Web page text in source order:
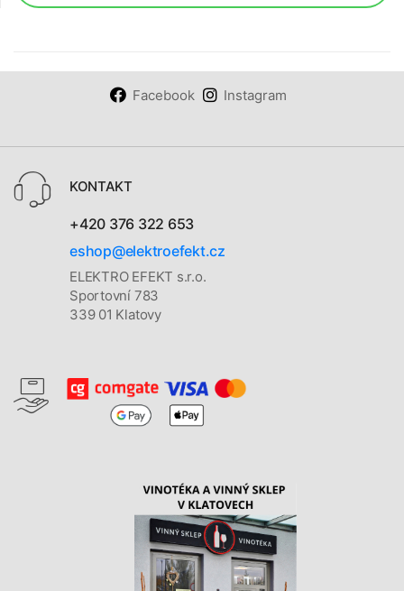
Facebook Instagram
KONTAKT
+420 376 322 653
eshop@elektroefekt.cz
ELEKTRO EFEKT s.r.o.
Sportovní 783
339 01 Klatovy